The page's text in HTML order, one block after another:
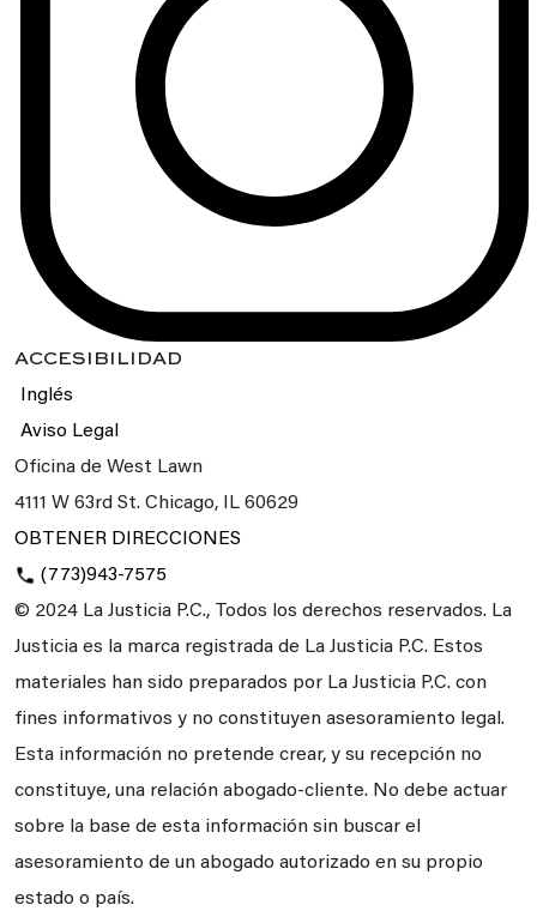
ACCESIBILIDAD
Inglés
Aviso Legal
Oficina de West Lawn
4111 W 63rd St. Chicago, IL 60629
OBTENER DIRECCIONES
(773)943-7575
© 2024 La Justicia P.C., Todos los derechos reservados. La
Justicia es la marca registrada de La Justicia P.C. Estos
materiales han sido preparados por La Justicia P.C. con
fines informativos y no constituyen asesoramiento legal.
Esta información no pretende crear, y su recepción no
constituye, una relación abogado-cliente. No debe actuar
sobre la base de esta información sin buscar el
asesoramiento de un abogado autorizado en su propio
estado o país.